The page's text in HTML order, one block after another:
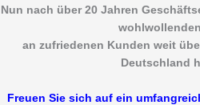
Nun nach über 20 Jahren
an zufriedenen Kunden weit
Deutschland
Freuen Sie sich auf ein